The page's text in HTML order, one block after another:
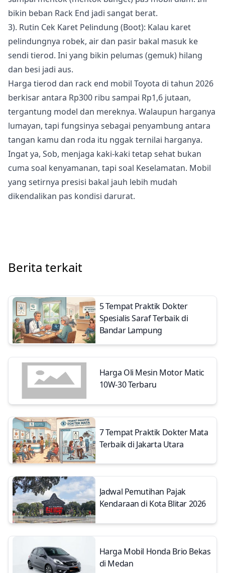
bikin beban Rack End jadi sangat berat.
3). Rutin Cek Karet Pelindung (Boot): Kalau karet
pelindungnya robek, air dan pasir bakal masuk ke
sendi tierod. Ini yang bikin pelumas (gemuk) hilang
dan besi jadi aus.
Harga tierod dan rack end mobil Toyota di tahun 2026
berkisar antara Rp300 ribu sampai Rp1,6 jutaan,
tergantung model dan mereknya. Walaupun harganya
lumayan, tapi fungsinya sebagai penyambung antara
tangan kamu dan roda itu nggak ternilai harganya.
Ingat ya, Sob, menjaga kaki-kaki tetap sehat bukan
cuma soal kenyamanan, tapi soal Keselamatan. Mobil
yang setirnya presisi bakal jauh lebih mudah
dikendalikan pas kondisi darurat.
Berita terkait
5 Tempat Praktik Dokter
Spesialis Saraf Terbaik di
Bandar Lampung
Harga Oli Mesin Motor Matic
10W-30 Terbaru
7 Tempat Praktik Dokter Mata
Terbaik di Jakarta Utara
Jadwal Pemutihan Pajak
Kendaraan di Kota Blitar 2026
Harga Mobil Honda Brio Bekas
di Medan